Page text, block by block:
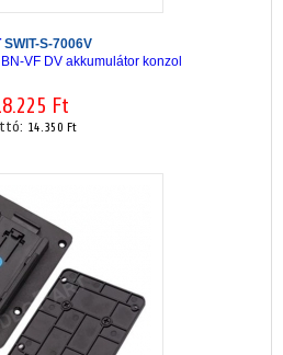
SWIT-S-7006V
VF DV akkumulátor konzol
Ft
14.350 Ft